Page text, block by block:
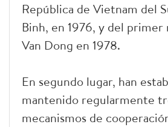
República de Vietnam del
Binh, en 1976, y del primer
Van Dong en 1978.
En segundo lugar, han
mantenido regularmente
mecanismos de